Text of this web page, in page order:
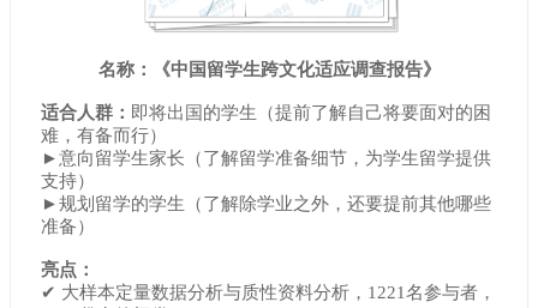
名称：《中国留学生跨文化适应调查报告》
适合人群： 即将出国的学生（提前了解自己将要面对的困
难，有备而行）
►意向留学生家长（了解留学准备细节，为学生留学提供
支持）
►规划留学的学生（了解除学业之外，还要提前其他哪些
准备）
亮点：
✔ 大样本定量数据分析与质性资料分析，1221名参与者，